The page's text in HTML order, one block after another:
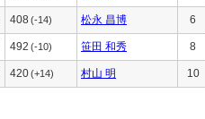
408 (-14) 松永 昌博 6
492 (-10) 笹田 和秀 8
420(+14) 村山 明 10